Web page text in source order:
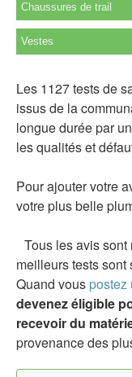
Chaussures de trail
Vestes
Les 1127 tests de
issus de la
longue durée par
les qualités et
Pour ajouter votre
votre plus belle
Tous les avis
meilleurs tests
Quand vous postez
devenez éligible
recevoir du
provenance des